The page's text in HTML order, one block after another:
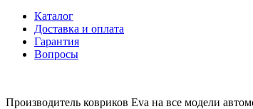
Каталог
Доставка и оплата
Гарантия
Вопросы
Производитель ковриков Eva на все модели